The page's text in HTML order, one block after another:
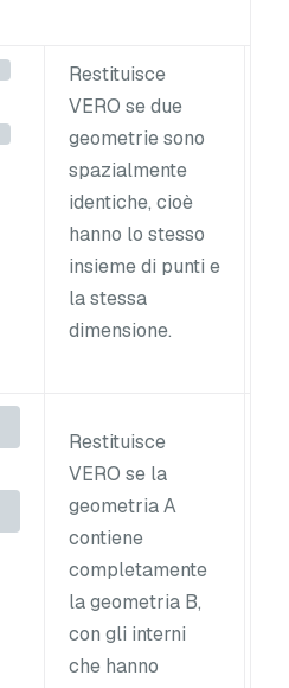
Restituisce
VERO se due
geometrie sono
spazialmente
identiche, cioè
hanno lo stesso
insieme di punti e
la stessa
dimensione.
Restituisce
VERO se la
geometria A
contiene
completamente
la geometria B,
con gli interni
che hanno